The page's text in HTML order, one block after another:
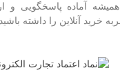
همیشه آماده پاسخگویی
خرید آنلاین را داشته